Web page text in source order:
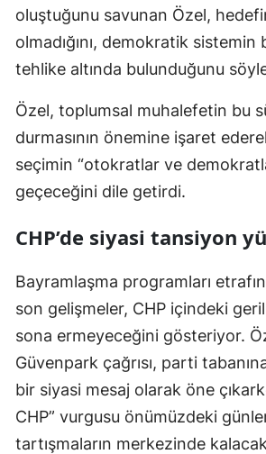
oluştuğunu savunan Özel,
olmadığını, demokratik sistemin
tehlike altında bulunduğunu
Özel, toplumsal muhalefetin bu
durmasının önemine işaret
seçimin “otokratlar ve
geçeceğini dile getirdi.
CHP’de siyasi tansiyon
Bayramlaşma programları
son gelişmeler, CHP içindeki
sona ermeyeceğini gösteriyor.
Güvenpark çağrısı, parti
bir siyasi mesaj olarak öne
CHP” vurgusu önümüzdeki
tartışmaların merkezinde